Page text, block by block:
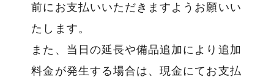
前にお支払いいただきますようお願いい
たします。
また、当日の延長や備品追加により追加
料金が発生する場合は、現金にてお支払